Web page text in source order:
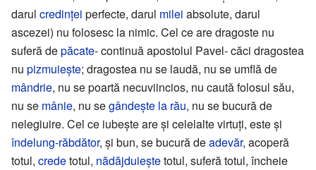
darul credinţei perfecte, darul milei absolute, darul
ascezei) nu folosesc la nimic. Cel ce are dragoste nu
suferă depăcate- continuă apostolul Pavel- căci dragostea
nu pizmuieşte; dragostea nu se laudă, nu se umflă de
mândrie, nu se poartă necuviincios, nu caută folosul său,
nu se mânie, nu segândeşte la rău, nu se bucură de
nelegiuire. Cel ce iubeşte are şi celelalte virtuţi, este şi
îndelung-răbdător, şi bun, se bucură deadevăr, acoperă
totul, credetotul, nădăjduieştetotul, suferă totul, încheie